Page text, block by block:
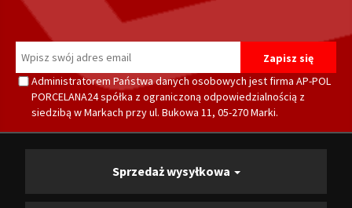
Administratorem Państwa danych osobowych jest firma AP-POL
PORCELANA24 spółka z ograniczoną odpowiedzialnością z
siedzibą w Markach przy ul. Bukowa 11, 05-270 Marki.
Sprzedaż wysyłkowa